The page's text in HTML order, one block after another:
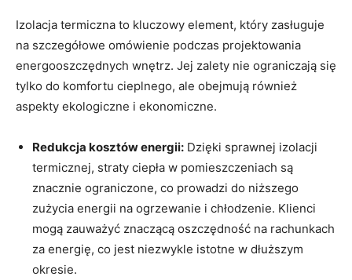
Izolacja termiczna to kluczowy element, który zasługuje
na szczegółowe omówienie podczas projektowania
energooszczędnych wnętrz. Jej‍ zalety nie ograniczają się⁤
tylko‍ do komfortu cieplnego, ale​ obejmują również
aspekty ekologiczne i ekonomiczne.
Redukcja⁣ kosztów energii: Dzięki sprawnej izolacji
termicznej, straty‌ ciepła w pomieszczeniach są
znacznie ograniczone, co prowadzi do niższego
zużycia energii ​na ogrzewanie ‍i ⁣chłodzenie. Klienci⁣
mogą zauważyć znaczącą oszczędność na rachunkach
za energię, co jest ⁤niezwykle istotne w dłuższym
okresie.